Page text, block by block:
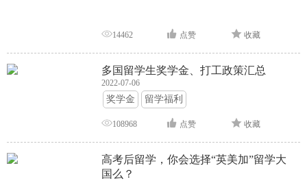
14462 点赞 收藏
多国留学生奖学金、打工政策汇总
2022-07-06
奖学金 留学福利
108968 点赞 收藏
高考后留学，你会选择“英美加”留学大
国么？